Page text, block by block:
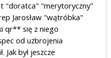
"doratca" "merytoryczny"
Jarosław "wątróbka"
qr** się z niego
od uzbrojenia
Jak był jeszcze